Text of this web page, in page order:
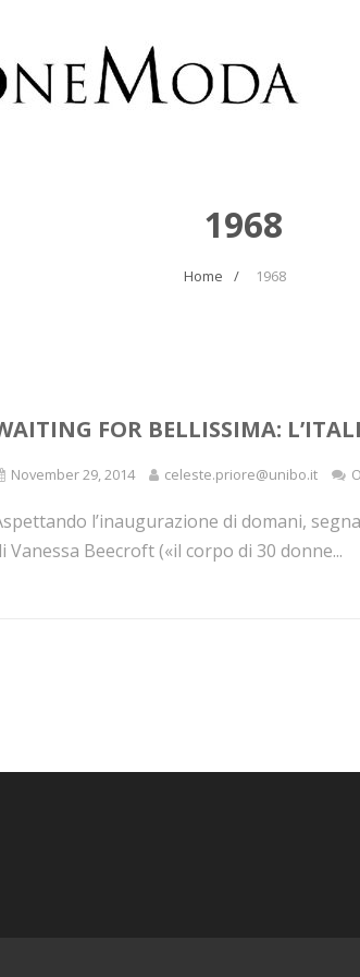
1968
Home 1968
FOR BELLISSIMA:
November 29, 2014 celeste.priore@unibo.it
l’inaugurazione di domani,
Vanessa Beecroft («il corpo di 30 donne...